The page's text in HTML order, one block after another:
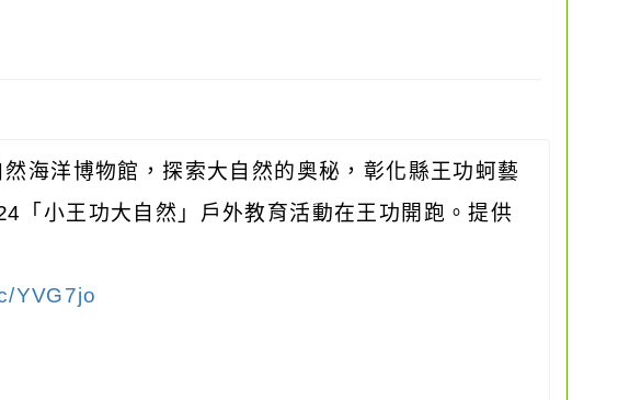
海洋博物館，探索大自然的奥秘，彰化縣王功蚵藝
「小王功大自然」戶外教育活動在王功開跑。提供
YVG7jo